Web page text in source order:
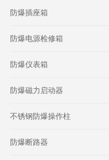
防爆插座箱
防爆电源检修箱
防爆仪表箱
防爆磁力启动器
不锈钢防爆操作柱
防爆断路器